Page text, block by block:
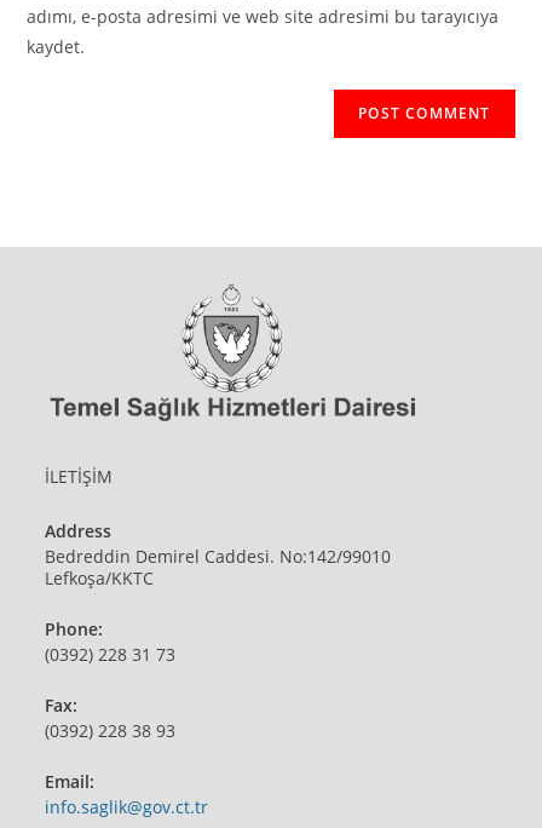
adımı, e-posta adresimi ve web site adresimi bu tarayıcıya
kaydet.
İLETİŞİM
Address
Bedreddin Demirel Caddesi. No:142/99010
Lefkoşa/KKTC
Phone:
(0392) 228 31 73
Fax:
(0392) 228 38 93
Email:
info.saglik@gov.ct.trOpens